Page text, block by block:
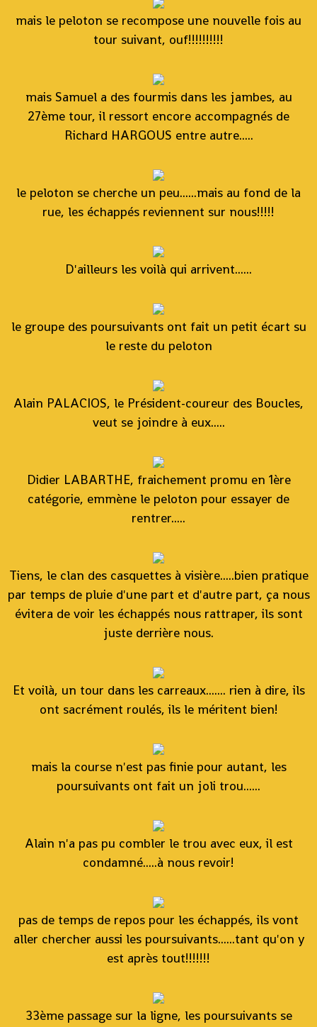
mais le peloton se recompose une nouvelle fois au
tour suivant, ouf!!!!!!!!!!
mais Samuel a des fourmis dans les jambes, au
27ème tour, il ressort encore accompagnés de
Richard HARGOUS entre autre.....
le peloton se cherche un peu......mais au fond de la
rue, les échappés reviennent sur nous!!!!!
D'ailleurs les voilà qui arrivent......
le groupe des poursuivants ont fait un petit écart su
le reste du peloton
Alain PALACIOS, le Président-coureur des Boucles,
veut se joindre à eux.....
Didier LABARTHE, fraichement promu en 1ère
catégorie, emmène le peloton pour essayer de
rentrer.....
Tiens, le clan des casquettes à visière.....bien pratique
par temps de pluie d'une part et d'autre part, ça nous
évitera de voir les échappés nous rattraper, ils sont
juste derrière nous.
Et voilà, un tour dans les carreaux....... rien à dire, ils
ont sacrément roulés, ils le méritent bien!
mais la course n'est pas finie pour autant, les
poursuivants ont fait un joli trou......
Alain n'a pas pu combler le trou avec eux, il est
condamné.....à nous revoir!
pas de temps de repos pour les échappés, ils vont
aller chercher aussi les poursuivants......tant qu'on y
est après tout!!!!!!!
33ème passage sur la ligne, les poursuivants se